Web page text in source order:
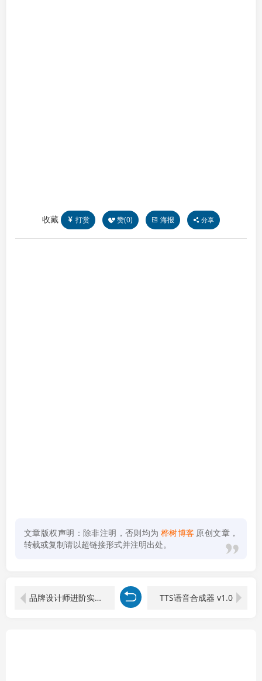
收藏 打赏 赞(0) 海报 分享
文章版权声明：除非注明，否则均为 桦树博客 原创文章，
转载或复制请以超链接形式并注明出处。
品牌设计师进阶实战课程-第15期，从策划到全案，品牌策划+中英文字体+标志设计+AIGC+IP+物料+VI+作品集一站式进阶 TTS语音合成器 v1.0